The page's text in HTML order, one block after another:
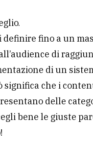
fino a un
di
di un
significa che i
delle
bene le giuste